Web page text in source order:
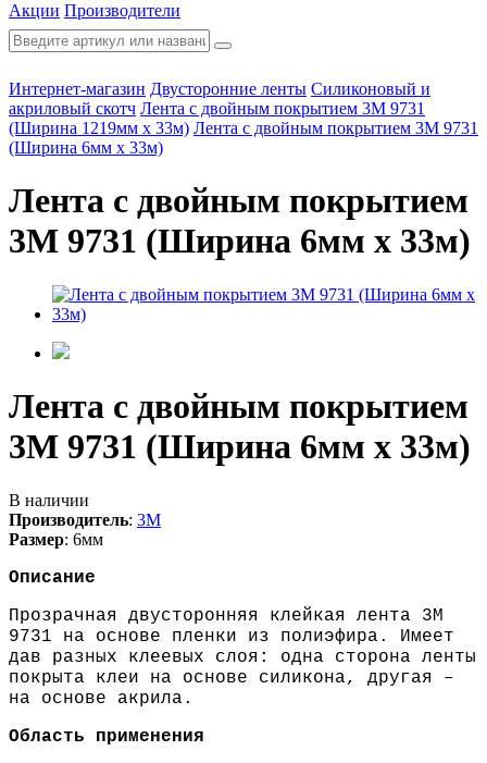
Акции Производители
Интернет-магазин Двусторонние ленты Силиконовый и
акриловый скотч Лента с двойным покрытием 3M 9731
(Ширина 1219мм х 33м) Лента с двойным покрытием 3M 9731
(Ширина 6мм х 33м)
Лента с двойным покрытием
3M 9731 (Ширина 6мм х 33м)
Лента с двойным покрытием
3M 9731 (Ширина 6мм х 33м)
В наличии
Производитель: 3M
Размер: 6мм
Описание
Прозрачная двусторонняя клейкая лента 3M
9731 на основе пленки из полиэфира. Имеет
дав разных клеевых слоя: одна сторона ленты
покрыта клеи на основе силикона, другая –
на основе акрила.
Область применения